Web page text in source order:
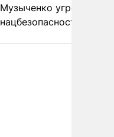
Музыченко угрозой
нацбезопасности